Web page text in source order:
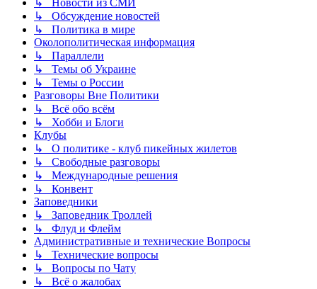
↳ Новости из СМИ
↳ Обсуждение новостей
↳ Политика в мире
Околополитическая информация
↳ Параллели
↳ Темы об Украине
↳ Темы о России
Разговоры Вне Политики
↳ Всё обо всём
↳ Хобби и Блоги
Клубы
↳ О политике - клуб пикейных жилетов
↳ Свободные разговоры
↳ Международные решения
↳ Конвент
Заповедники
↳ Заповедник Троллей
↳ Флуд и Флейм
Административные и технические Вопросы
↳ Технические вопросы
↳ Вопросы по Чату
↳ Всё о жалобах